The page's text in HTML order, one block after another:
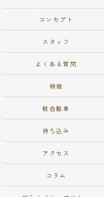
コンセプト
スタッフ
よくある質問
特徴
軽自動車
持ち込み
アクセス
コラム